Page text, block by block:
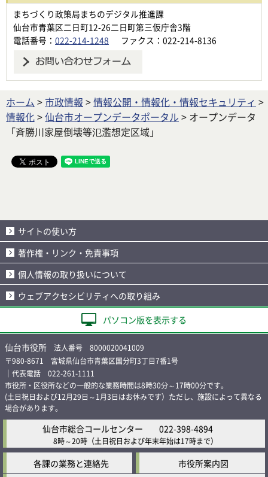
まちづくり政策局まちのデジタル推進課
仙台市青葉区二日町12-26二日町第三仮庁舎3階
電話番号： 022-214-1248 ファクス：022-214-8136
ホーム >市政情報 >情報公開・情報化・情報セキュリティ >
情報化>仙台市オープンデータポータル > オープンデータ
「斉勝川家屋倒壊等氾濫想定区域」
サイトの使い方
著作権・リンク・免責事項
個人情報の取り扱いについて
ウェブアクセシビリティへの取り組み
パソコン版を表示する
仙台市役所 法人番号 8000020041009
〒980-8671 宮城県仙台市青葉区国分町3丁目7番1号
｜代表電話 022-261-1111
市役所・区役所などの一般的な業務時間は8時30分～17時00分です。
(土日祝日および12月29日～1月3日はお休みです）ただし、施設によって異なる
場合があります。
仙台市総合コールセンター 022-398-4894
8時～20時 （土日祝日および年末年始は17時まで）
各課の業務と連絡先
市役所案内図